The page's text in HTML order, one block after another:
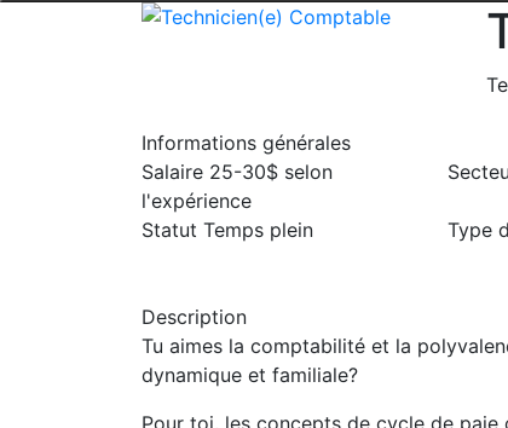
Informations générales
Salaire 25-30$ selon
l'expérience
Statut Temps plein Type
Description
Tu aimes la comptabilité et la
dynamique et familiale?
Pour toi, les concepts de cycle de